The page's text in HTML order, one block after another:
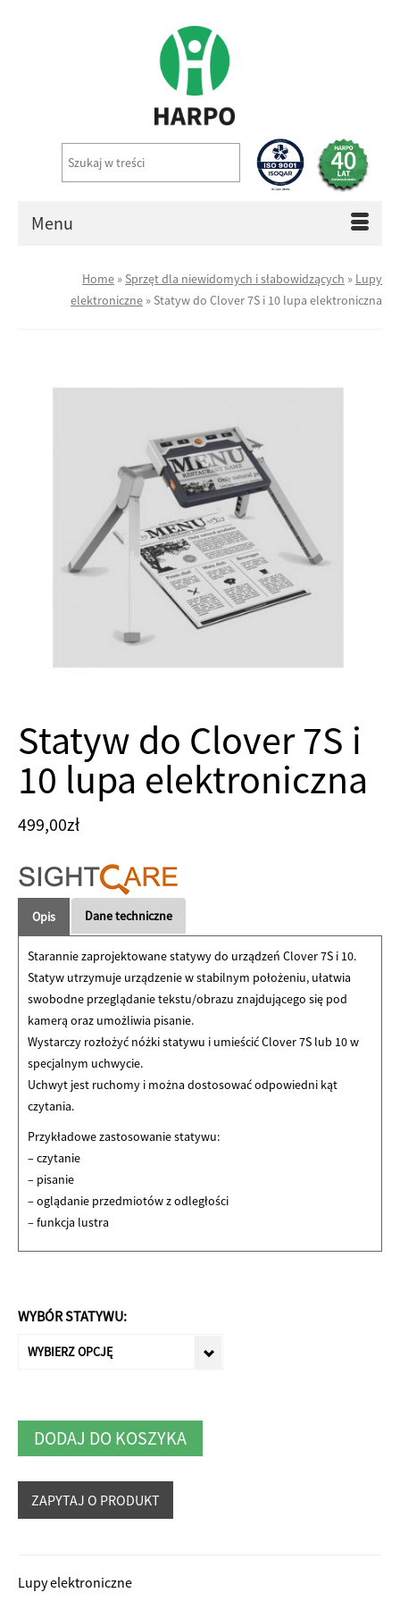
Menu
Home » Sprzęt dla niewidomych i słabowidzących » Lupy
elektroniczne » Statyw do Clover 7S i 10 lupa elektroniczna
Statyw do Clover 7S i
10 lupa elektroniczna
499,00zł
Opis Dane techniczne
Starannie zaprojektowane statywy do urządzeń Clover 7S i 10.
Statyw utrzymuje urządzenie w stabilnym położeniu, ułatwia
swobodne przeglądanie tekstu/obrazu znajdującego się pod
kamerą oraz umożliwia pisanie.
Wystarczy rozłożyć nóżki statywu i umieścić Clover 7S lub 10 w
specjalnym uchwycie.
Uchwyt jest ruchomy i można dostosować odpowiedni kąt
czytania.
Przykładowe zastosowanie statywu:
– czytanie
– pisanie
– oglądanie przedmiotów z odległości
– funkcja lustra
WYBÓR STATYWU:
WYBIERZ OPCJĘ
DODAJ DO KOSZYKA
Alternative:
Lupy elektroniczne